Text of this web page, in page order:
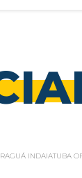
INDAIATUBA